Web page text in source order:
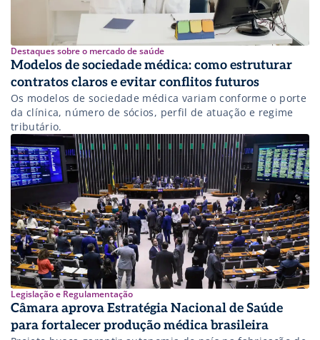
Destaques sobre o mercado de saúde
Modelos de sociedade médica: como estruturar
contratos claros e evitar conflitos futuros
Os modelos de sociedade médica variam conforme o porte
da clínica, número de sócios, perfil de atuação e regime
tributário.
Legislação e Regulamentação
Câmara aprova Estratégia Nacional de Saúde
para fortalecer produção médica brasileira